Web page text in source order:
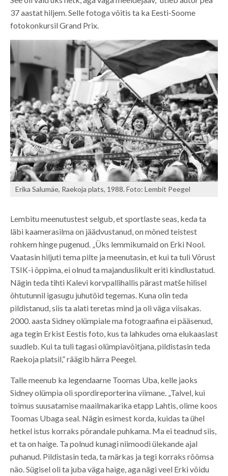
37 aastat hiljem. Selle fotoga võitis ta ka Eesti-Soome
fotokonkursil Grand Prix.
Erika Salumäe, Raekoja plats, 1988. Foto: Lembit Peegel
Lembitu meenutustest selgub, et sportlaste seas, keda ta
läbi kaamerasilma on jäädvustanud, on mõned teistest
rohkem hinge pugenud. „Üks lemmikumaid on Erki Nool.
Vaatasin hiljuti tema pilte ja meenutasin, et kui ta tuli Võrust
TSIK-i õppima, ei olnud ta majanduslikult eriti kindlustatud.
Nägin teda tihti Kalevi korvpallihallis pärast matše hilisel
õhtutunnil igasugu juhutöid tegemas. Kuna olin teda
pildistanud, siis ta alati teretas mind ja oli väga viisakas.
2000. aasta Sidney olümpiale ma fotograafina ei pääsenud,
aga tegin Erkist Eestis foto, kus ta lahkudes oma elukaaslast
suudleb. Kui ta tuli tagasi olümpiavõitjana, pildistasin teda
Raekoja platsil,” räägib härra Peegel.
Talle meenub ka legendaarne Toomas Uba, kelle jaoks
Sidney olümpia oli spordireporterina viimane. „Talvel, kui
toimus suusatamise maailmakarika etapp Lahtis, olime koos
Toomas Ubaga seal. Nägin esimest korda, kuidas ta ühel
hetkel istus korraks põrandale puhkama. Ma ei teadnud siis,
et ta on haige. Ta polnud kunagi niimoodi ülekande ajal
puhanud. Pildistasin teda, ta märkas ja tegi korraks rõõmsa
näo. Sügisel oli ta juba väga haige, aga nägi veel Erki võidu